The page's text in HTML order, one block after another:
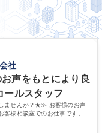
社
声をもとにより良
ールスタッフ
ませんか？★≫ お客様のお声
様相談室でのお仕事です。